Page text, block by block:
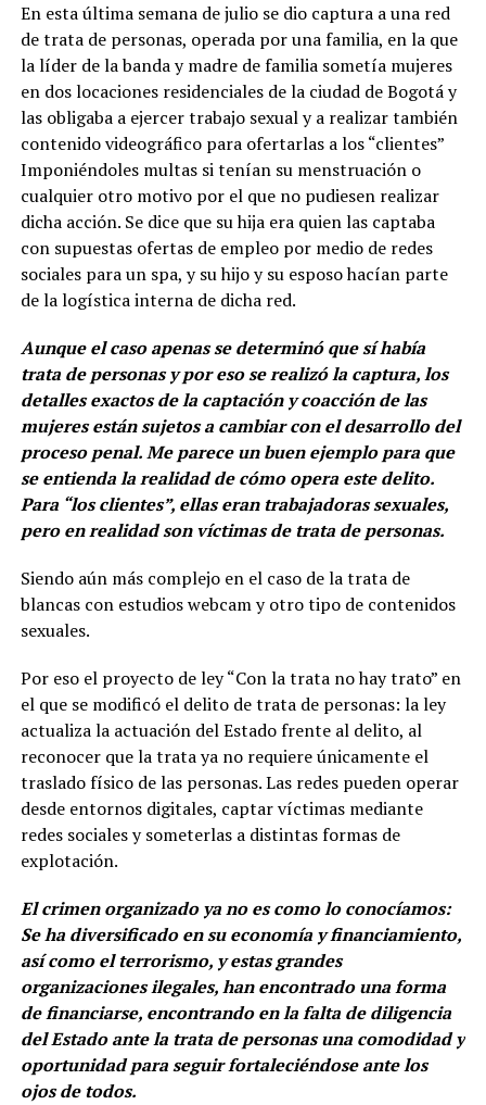
En esta última semana de julio se dio captura a una red
de trata de personas, operada por una familia, en la que
la líder de la banda y madre de familia sometía mujeres
en dos locaciones residenciales de la ciudad de Bogotá y
las obligaba a ejercer trabajo sexual y a realizar también
contenido videográfico para ofertarlas a los “clientes”
Imponiéndoles multas si tenían su menstruación o
cualquier otro motivo por el que no pudiesen realizar
dicha acción. Se dice que su hija era quien las captaba
con supuestas ofertas de empleo por medio de redes
sociales para un spa, y su hijo y su esposo hacían parte
de la logística interna de dicha red.
Aunque el caso apenas se determinó que sí había
trata de personas y por eso se realizó la captura, los
detalles exactos de la captación y coacción de las
mujeres están sujetos a cambiar con el desarrollo del
proceso penal. Me parece un buen ejemplo para que
se entienda la realidad de cómo opera este delito.
Para “los clientes”, ellas eran trabajadoras sexuales,
pero en realidad son víctimas de trata de personas.
Siendo aún más complejo en el caso de la trata de
blancas con estudios webcam y otro tipo de contenidos
sexuales.
Por eso el proyecto de ley “Con la trata no hay trato” en
el que se modificó el delito de trata de personas: la ley
actualiza la actuación del Estado frente al delito, al
reconocer que la trata ya no requiere únicamente el
traslado físico de las personas. Las redes pueden operar
desde entornos digitales, captar víctimas mediante
redes sociales y someterlas a distintas formas de
explotación.
El crimen organizado ya no es como lo conocíamos:
Se ha diversificado en su economía y financiamiento,
así como el terrorismo, y estas grandes
organizaciones ilegales, han encontrado una forma
de financiarse, encontrando en la falta de diligencia
del Estado ante la trata de personas una comodidad y
oportunidad para seguir fortaleciéndose ante los
ojos de todos.